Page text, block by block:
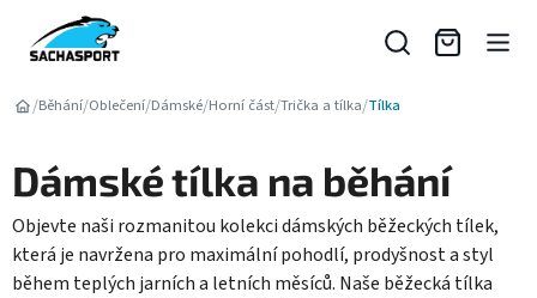
obsah
/Běhání/Oblečení/Dámské/Horní část/Trička a tílka/Tílka
Dámské tílka na běhání
Objevte naši rozmanitou kolekci dámských běžeckých tílek,
která je navržena pro maximální pohodlí, prodyšnost a styl
během teplých jarních a letních měsíců. Naše běžecká tílka